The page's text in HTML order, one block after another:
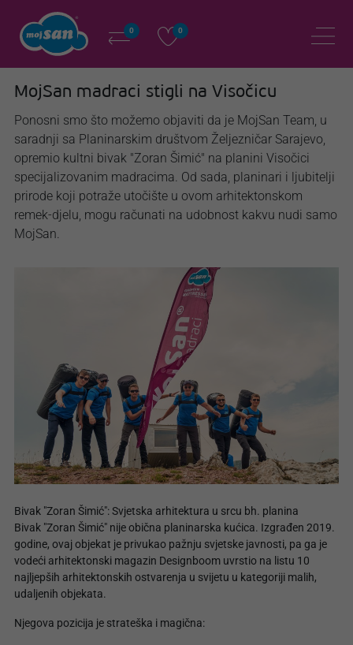
0 0
MojSan madraci stigli na Visočicu
Ponosni smo što možemo objaviti da je MojSan Team, u
saradnji sa Planinarskim društvom Željezničar Sarajevo,
opremio kultni bivak "Zoran Šimić" na planini Visočici
specijalizovanim madracima. Od sada, planinari i ljubitelji
prirode koji potraže utočište u ovom arhitektonskom
remek-djelu, mogu računati na udobnost kakvu nudi samo
MojSan.
Bivak "Zoran Šimić": Svjetska arhitektura u srcu bh. planina
Bivak "Zoran Šimić" nije obična planinarska kućica. Izgrađen 2019.
godine, ovaj objekat je privukao pažnju svjetske javnosti, pa ga je
vodeći arhitektonski magazin Designboom uvrstio na listu 10
najljepših arhitektonskih ostvarenja u svijetu u kategoriji malih,
udaljenih objekata.
Njegova pozicija je strateška i magična: